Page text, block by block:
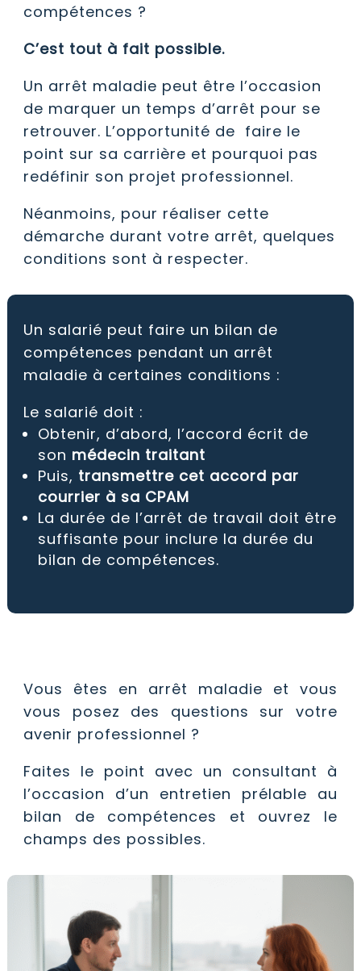
compétences ?
C’est tout à fait possible.
Un arrêt maladie peut être l’occasion
de marquer un temps d’arrêt pour se
retrouver. L’opportunité de faire le
point sur sa carrière et pourquoi pas
redéfinir son projet professionnel.
Néanmoins, pour réaliser cette
démarche durant votre arrêt, quelques
conditions sont à respecter.
Un salarié peut faire un bilan de
compétences pendant un arrêt
maladie à certaines conditions :
Le salarié doit :
Obtenir, d’abord, l’accord écrit de
son médecin traitant
Puis, transmettre cet accord par
courrier à sa CPAM
La durée de l’arrêt de travail doit être
suffisante pour inclure la durée du
bilan de compétences.
Vous êtes en arrêt maladie et vous
vous posez des questions sur votre
avenir professionnel ?
Faites le point avec un consultant à
l’occasion d’un entretien prélable au
bilan de compétences et ouvrez le
champs des possibles.